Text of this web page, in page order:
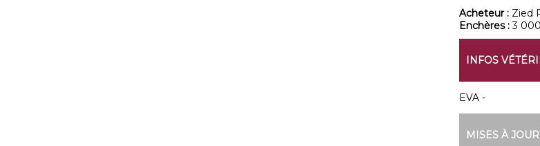
Acheteur : Zied
Enchères :3
INFOS
EVA -
MISES À JOUR